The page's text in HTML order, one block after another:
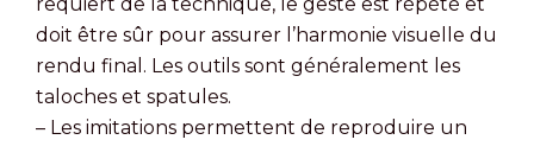
requiert de la technique, le geste est répété et
doit être sûr pour assurer l’harmonie visuelle du
rendu final. Les outils sont généralement les
taloches et spatules.
– Les imitations permettent de reproduire un